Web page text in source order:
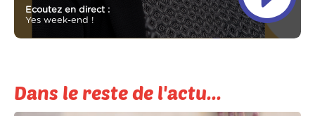
Ecoutez en direct :
Yes week-end !
Dans le reste de l'actu...